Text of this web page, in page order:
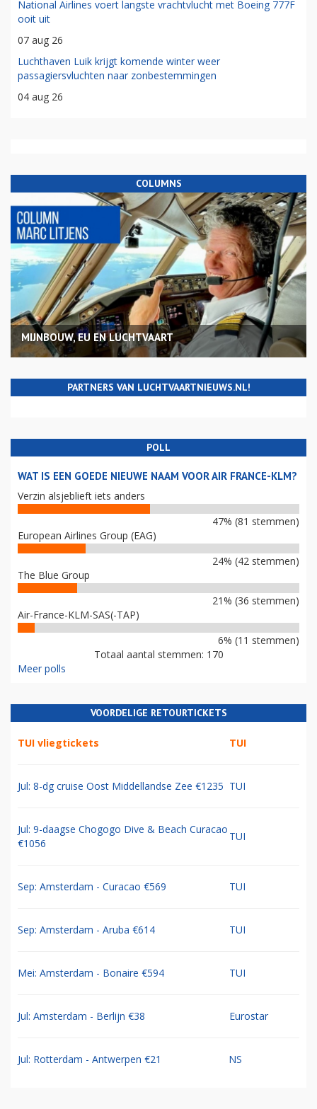
National Airlines voert langste vrachtvlucht met Boeing 777F
ooit uit
07 aug 26
Luchthaven Luik krijgt komende winter weer
passagiersvluchten naar zonbestemmingen
04 aug 26
COLUMNS
MIJNBOUW, EU EN LUCHTVAART
PARTNERS VAN LUCHTVAARTNIEUWS.NL!
POLL
WAT IS EEN GOEDE NIEUWE NAAM VOOR AIR FRANCE-KLM?
Verzin alsjeblieft iets anders
47% (81 stemmen)
European Airlines Group (EAG)
24% (42 stemmen)
The Blue Group
21% (36 stemmen)
Air-France-KLM-SAS(-TAP)
6% (11 stemmen)
Totaal aantal stemmen: 170
Meer polls
VOORDELIGE RETOURTICKETS
TUI vliegtickets TUI
Jul: 8-dg cruise Oost Middellandse Zee €1235 TUI
Jul: 9-daagse Chogogo Dive & Beach Curacao
€1056
TUI
Sep: Amsterdam - Curacao €569 TUI
Sep: Amsterdam - Aruba €614 TUI
Mei: Amsterdam - Bonaire €594 TUI
Jul: Amsterdam - Berlijn €38 Eurostar
Jul: Rotterdam - Antwerpen €21 NS